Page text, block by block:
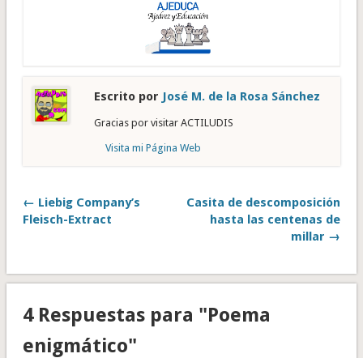
Escrito por José M. de la Rosa Sánchez
Gracias por visitar ACTILUDIS
Visita mi Página Web
← Liebig Company’s
Fleisch-Extract
Casita de descomposición
hasta las centenas de
millar →
4 Respuestas para "Poema
enigmático"